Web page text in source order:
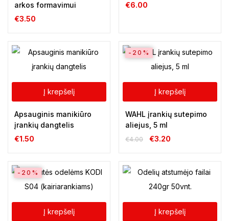
arkos formavimui
€3.50
€6.00
Į krepšelį
Apsauginis manikiūro
įrankių dangtelis
€1.50
Į krepšelį
-20%
WAHL įrankių sutepimo
aliejus, 5 ml
€4.00 €3.20
Į krepšelį
-20%
Į krepšelį